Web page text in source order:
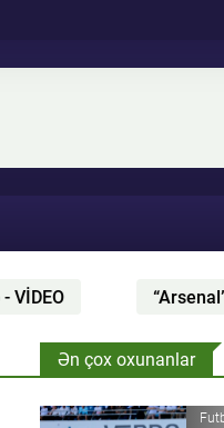
“Arsenal”dan
Ən çox oxunanlar